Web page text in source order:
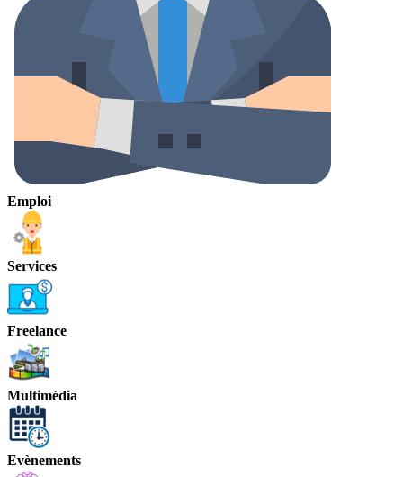
Emploi
Services
Freelance
Multimédia
Evènements